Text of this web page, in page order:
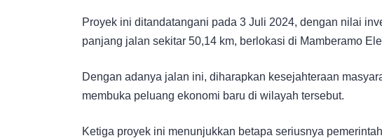
Proyek ini ditandatangani pada 3 Juli 2024, dengan nilai
panjang jalan sekitar 50,14 km, berlokasi di Mamberamo
Dengan adanya jalan ini, diharapkan kesejahteraan
membuka peluang ekonomi baru di wilayah tersebut.
Ketiga proyek ini menunjukkan betapa seriusnya